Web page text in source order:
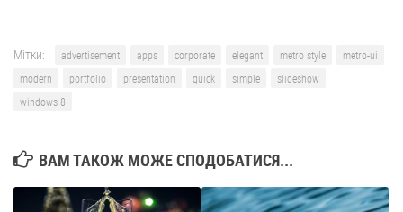
Мітки: advertisement apps corporate elegant metro style
metro-ui
modern
portfolio presentation quick simple
slideshow
windows 8
ВАМ ТАКОЖ МОЖЕ СПОДОБАТИСЯ...